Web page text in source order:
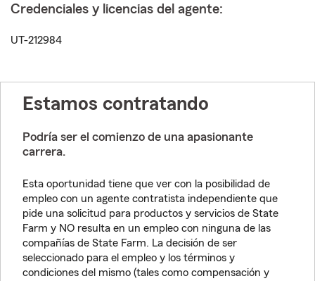
Credenciales y licencias del agente:
UT-212984
Estamos contratando
Podría ser el comienzo de una apasionante
carrera.
Esta oportunidad tiene que ver con la posibilidad de
empleo con un agente contratista independiente que
pide una solicitud para productos y servicios de State
Farm y NO resulta en un empleo con ninguna de las
compañías de State Farm. La decisión de ser
seleccionado para el empleo y los términos y
condiciones del mismo (tales como compensación y